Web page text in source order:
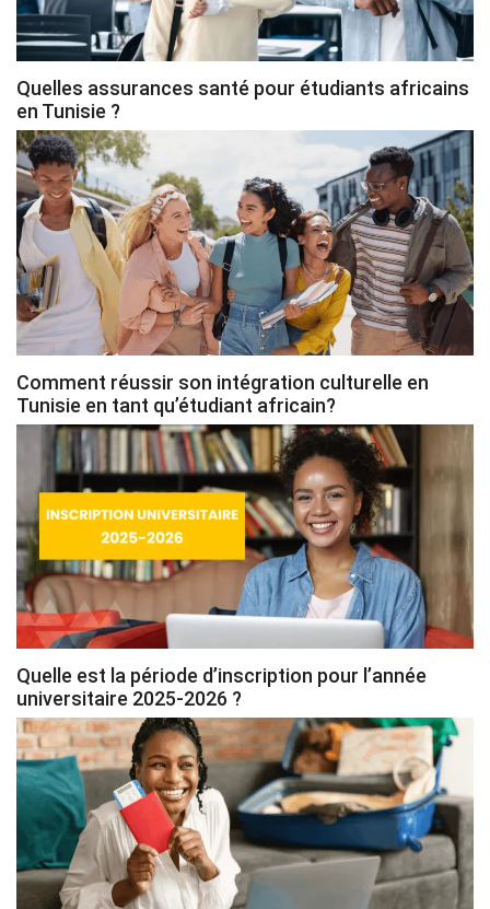
Quelles assurances santé pour étudiants africains
en Tunisie ?
Comment réussir son intégration culturelle en
Tunisie en tant qu’étudiant africain?
Quelle est la période d’inscription pour l’année
universitaire 2025-2026 ?